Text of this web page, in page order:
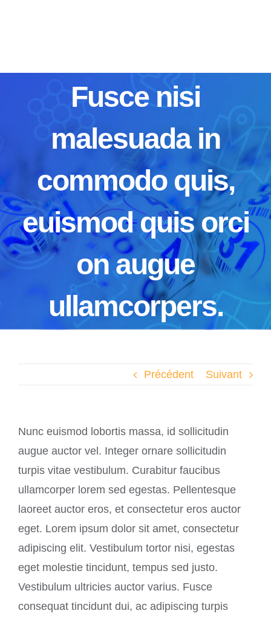
Fusce nisi
malesuada in
commodo quis,
euismod quis orci
on augue
ullamcorpers.
Précédent Suivant
Nunc euismod lobortis massa, id sollicitudin
augue auctor vel. Integer ornare sollicitudin
turpis vitae vestibulum. Curabitur faucibus
ullamcorper lorem sed egestas. Pellentesque
laoreet auctor eros, et consectetur eros auctor
eget. Lorem ipsum dolor sit amet, consectetur
adipiscing elit. Vestibulum tortor nisi, egestas
eget molestie tincidunt, tempus sed justo.
Vestibulum ultricies auctor varius. Fusce
consequat tincidunt dui, ac adipiscing turpis